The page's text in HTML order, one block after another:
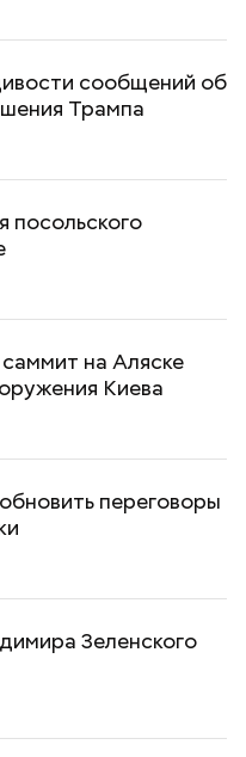
сообщений об
Трампа
посольского
на Аляске
Киева
переговоры
Зеленского